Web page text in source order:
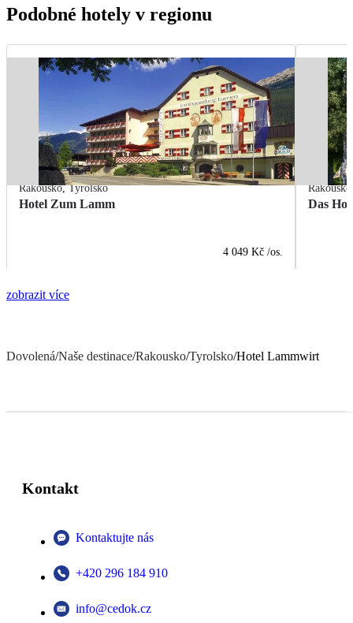
Podobné hotely v regionu
Rakousko,Tyrolsko
Hotel Zum Lamm
4 049 Kč /os.
Rakousko
Das
zobrazit více
Dovolená/Naše destinace/Rakousko/Tyrolsko/Hotel Lammwirt
Kontakt
Kontaktujte nás
+420 296 184 910
info@cedok.cz